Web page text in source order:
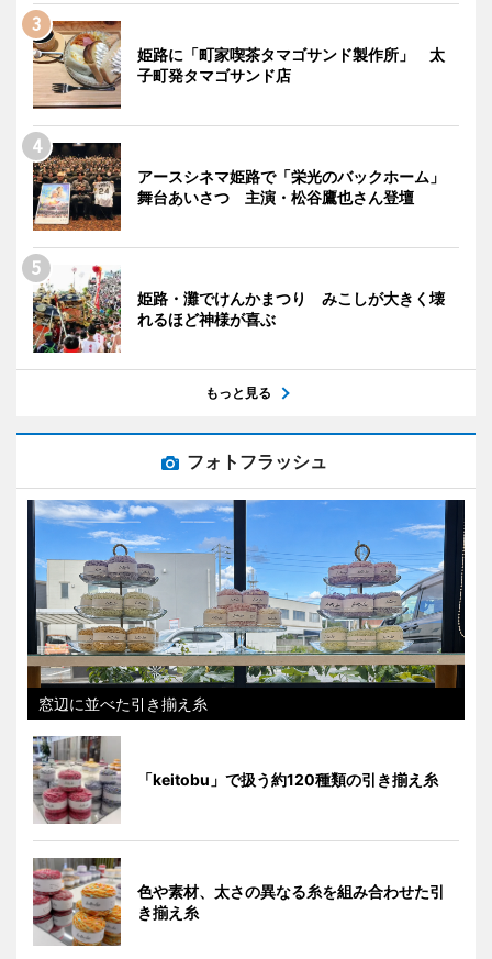
姫路に「町家喫茶タマゴサンド製作所」 太
子町発タマゴサンド店
アースシネマ姫路で「栄光のバックホーム」
舞台あいさつ 主演・松谷鷹也さん登壇
姫路・灘でけんかまつり みこしが大きく壊
れるほど神様が喜ぶ
もっと見る
フォトフラッシュ
窓辺に並べた引き揃え糸
「keitobu」で扱う約120種類の引き揃え糸
色や素材、太さの異なる糸を組み合わせた引
き揃え糸